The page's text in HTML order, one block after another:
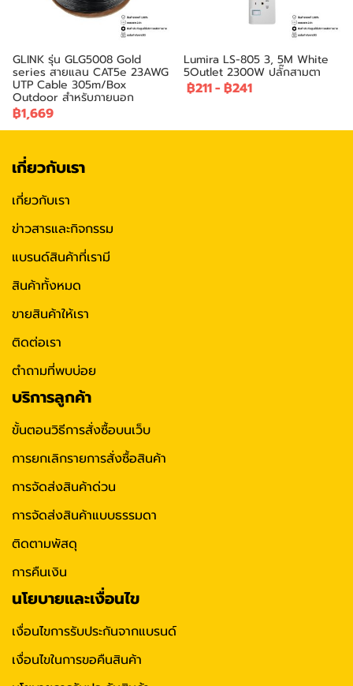
GLINK รุ่น GLG5008 Gold
series สายแลน CAT5e 23AWG
UTP Cable 305m/Box
Outdoor สำหรับภายนอก
฿1,669
Lumira LS-805 3, 5M White
5Outlet 2300W ปลั๊กสามตา
฿211- ฿241
เกี่ยวกับเรา
เกี่ยวกับเรา
ข่าวสารและกิจกรรม
แบรนด์สินค้าที่เรามี
สินค้าทั้งหมด
ขายสินค้าให้เรา
ติดต่อเรา
ตำถามที่พบบ่อย
บริการลูกค้า
ขั้นตอนวิธีการสั่งซื้อบนเว็บ
การยกเลิกรายการสั่งซื้อสินค้า
การจัดส่งสินค้าด่วน
การจัดส่งสินค้าแบบธรรมดา
ติดตามพัสดุ
การคืนเงิน
นโยบายและเงื่อนไข
เงื่อนไขการรับประกันจากแบรนด์
เงื่อนไขในการขอคืนสินค้า